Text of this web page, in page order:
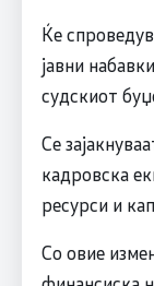
Ќе
јавни
судскиот
Се
кадровска
ресурси и
Со овие